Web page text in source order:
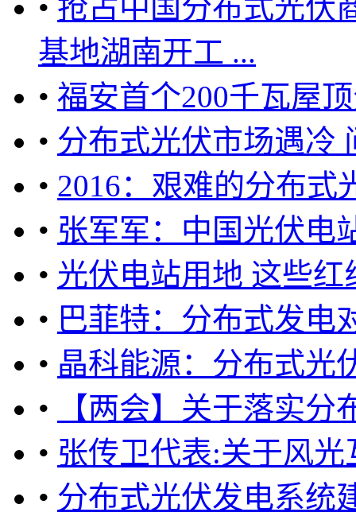
• 抢占中国分布式光伏
基地湖南开工 ...
• 福安首个200千瓦屋
• 分布式光伏市场遇冷
• 2016：艰难的分布式
• 张军军：中国光伏电
• 光伏电站用地 这些红
• 巴菲特：分布式发电
• 晶科能源：分布式光
•
【两会】关于落实
• 张传卫代表:关于风
• 分布式光伏发电系统